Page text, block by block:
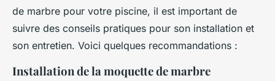
de marbre pour votre piscine, il est important de
suivre des conseils pratiques pour son installation et
son entretien. Voici quelques recommandations :
Installation de la moquette de marbre